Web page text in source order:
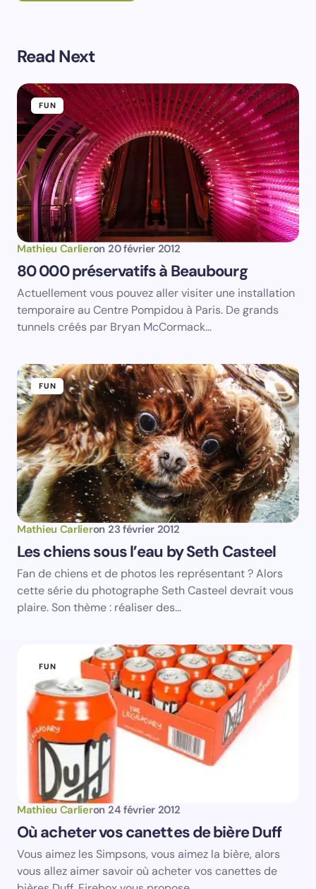
Votre adresse e-mail ne sera pas publiée. Les
champs obligatoires sont indiqués avec*
Name *
Email *
Save my name and email in this browser for the
next time I comment.
Prévenez-moi de tous les nouveaux commentaires par
e-mail.
Prévenez-moi de tous les nouveaux articles par e-
mail.
Submit Comment
Read Next
FUN
Mathieu Carlieron 20 février 2012
80 000 préservatifs à Beaubourg
Actuellement vous pouvez aller visiter une installation
temporaire au Centre Pompidou à Paris. De grands
tunnels créés par Bryan McCormack…
FUN
Mathieu Carlieron 23 février 2012
Les chiens sous l’eau by Seth Casteel
Fan de chiens et de photos les représentant ? Alors
cette série du photographe Seth Casteel devrait vous
plaire. Son thème : réaliser des…
FUN
Mathieu Carlieron 24 février 2012
Où acheter vos canettes de bière Duff
Vous aimez les Simpsons, vous aimez la bière, alors
vous allez aimer savoir où acheter vos canettes de